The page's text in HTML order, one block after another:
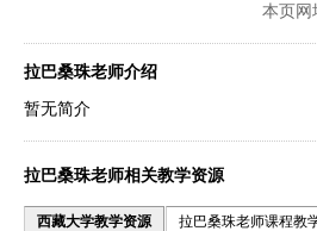
本页网
拉巴桑珠老师介绍
暂无简介
拉巴桑珠老师相关教学资源
西藏大学教学资源 拉巴桑珠老师课程教